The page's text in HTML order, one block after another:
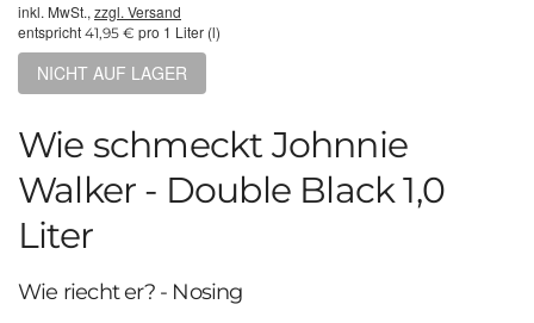
inkl. MwSt., zzgl. Versand
entspricht 41,95 € pro 1 Liter (l)
NICHT AUF LAGER
Wie schmeckt Johnnie
Walker - Double Black 1,0
Liter
Wie riecht er? - Nosing